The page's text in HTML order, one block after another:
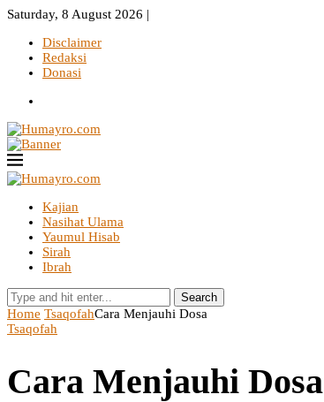
Saturday, 8 August 2026 |
Disclaimer
Redaksi
Donasi
Kajian
Nasihat Ulama
Yaumul Hisab
Sirah
Ibrah
Search
Home TsaqofahCara Menjauhi Dosa
Tsaqofah
Cara Menjauhi Dosa